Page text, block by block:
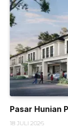
Pasar Hunian
18 JULI 2026